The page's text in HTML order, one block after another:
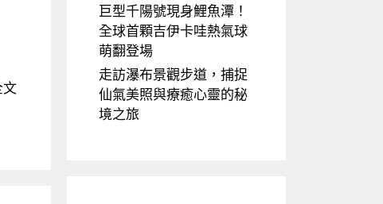
文
巨型千陽號現身鯉魚潭！
全球首顆吉伊卡哇熱氣球
萌翻登場
走訪瀑布景觀步道，捕捉
仙氣美照與療癒心靈的秘
境之旅